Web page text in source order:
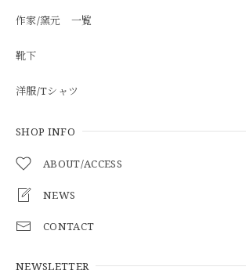
作家/窯元 一覧
靴下
洋服/Tシャツ
SHOP INFO
ABOUT/ACCESS
NEWS
CONTACT
NEWSLETTER